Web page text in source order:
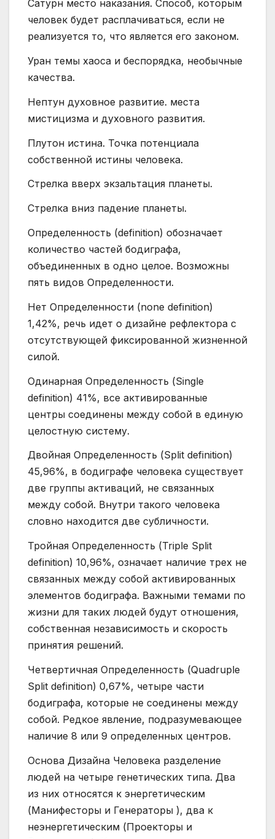
Сатурн место наказания. Способ, которым
человек будет расплачиваться, если не
реализуется то, что является его законом.
Уран темы хаоса и беспорядка, необычные
качества.
Нептун духовное развитие. места
мистицизма и духовного развития.
Плутон истина. Точка потенциала
собственной истины человека.
Стрелка вверх экзальтация планеты.
Стрелка вниз падение планеты.
Определенность (definition) обозначает
количество частей бодиграфа,
объединенных в одно целое. Возможны
пять видов Определенности.
Нет Определенности (none definition)
1,42%, речь идет о дизайне рефлектора с
отсутствующей фиксированной жизненной
силой.
Одинарная Определенность (Single
definition) 41%, все активированные
центры соединены между собой в единую
целостную систему.
Двойная Определенность (Split definition)
45,96%, в бодиграфе человека существует
две группы активаций, не связанных
между собой. Внутри такого человека
словно находится две субличности.
Тройная Определенность (Triple Split
definition) 10,96%, означает наличие трех не
связанных между собой активированных
элементов бодиграфа. Важными темами по
жизни для таких людей будут отношения,
собственная независимость и скорость
принятия решений.
Четвертичная Определенность (Quadruple
Split definition) 0,67%, четыре части
бодиграфа, которые не соединены между
собой. Редкое явление, подразумевающее
наличие 8 или 9 определенных центров.
Основа Дизайна Человека разделение
людей на четыре генетических типа. Два
из них относятся к энергетическим
(Манифесторы и Генераторы ), два к
неэнергетическим (Проекторы и